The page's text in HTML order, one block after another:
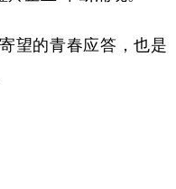
的青春应答，也是